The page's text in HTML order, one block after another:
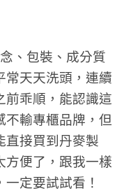
、包裝、成分質
常天天洗頭，連續
前乖順，能認識這
不輸專櫃品牌，但
直接買到丹麥製
方便了，跟我一樣
定要試試看！